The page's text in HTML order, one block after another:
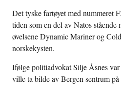
Det tyske fartøyet med nummeret
tiden som en del av Natos
øvelsene Dynamic Mariner og
norskekysten.
Ifølge politiadvokat Silje Åsnes
ville ta bilde av Bergen sentrum